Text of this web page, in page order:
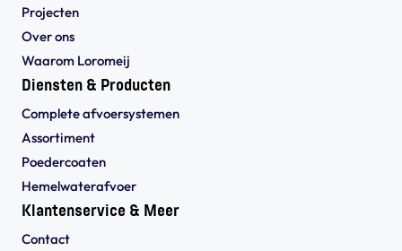
Projecten
Over ons
Waarom Loromeij
Diensten & Producten
Complete afvoersystemen
Assortiment
Poedercoaten
Hemelwaterafvoer
Klantenservice & Meer
Contact